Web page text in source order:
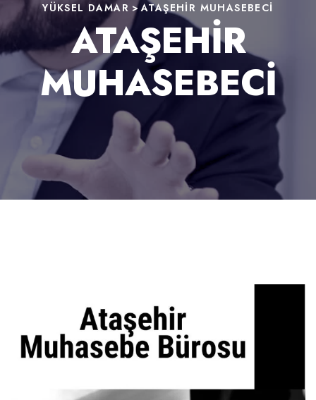
YÜKSEL DAMAR >ATAŞEHIR MUHASEBECI
ATAŞEHIR
MUHASEBECI